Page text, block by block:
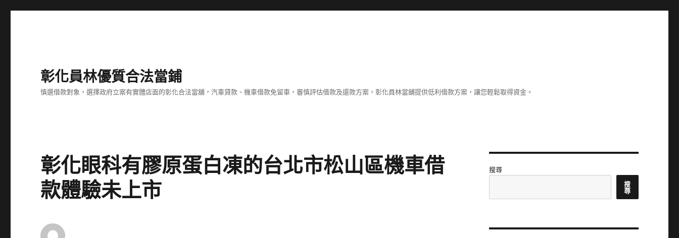
彰化員林優質合法當鋪
慎選借款對象，選擇政府立案有實體店面的彰化合法當舖，汽車貸款、機車借款免留車，審慎評估借款及還款方案，彰化員林當舖提供低利借款方案，讓您輕鬆取得資金。
彰化眼科有膠原蛋白凍的台北市松山區機車借
款體驗未上市
搜尋
搜
尋